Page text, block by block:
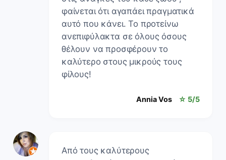
φαίνεται ότι αγαπάει πραγματικά
αυτό που κάνει. Το προτείνω
ανεπιφύλακτα σε όλους όσους
θέλουν να προσφέρουν το
καλύτερο στους μικρούς τους
φίλους!
Annia Vos ☆ 5/5
Από τους καλύτερους